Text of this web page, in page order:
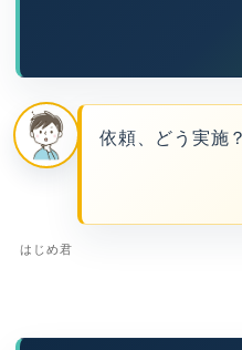
はじめ君
依頼、どう実施？